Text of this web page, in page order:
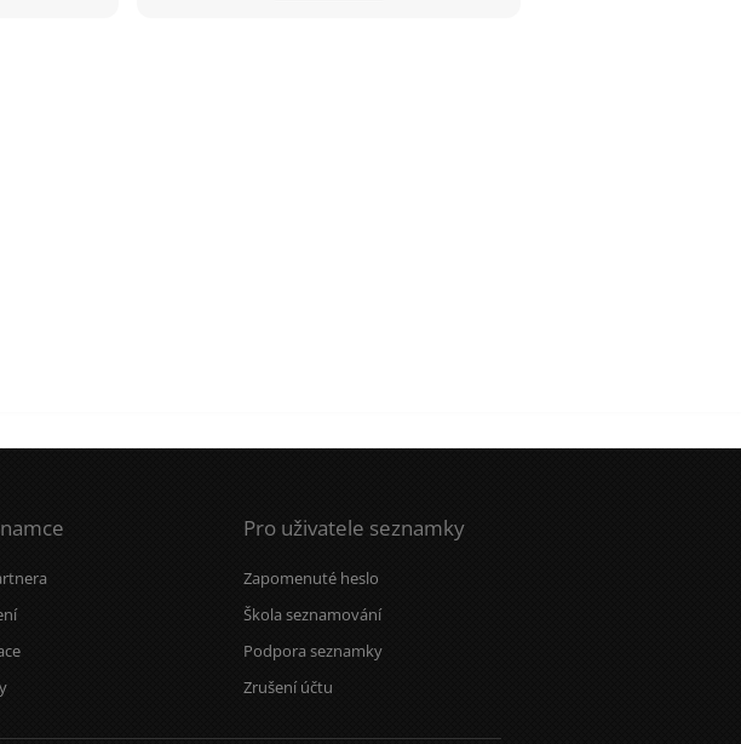
Pro uživatele seznamky
Zapomenuté heslo
Škola seznamování
Podpora seznamky
Zrušení účtu